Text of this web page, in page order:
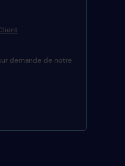
demande de notre